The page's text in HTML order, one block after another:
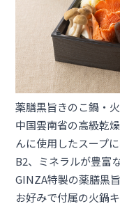
薬膳黒旨きのこ鍋・
中国雲南省の高級乾
んに使用したスープ
B2、ミネラルが豊富
GINZA特製の薬膳黒旨
お好みで付属の火鍋